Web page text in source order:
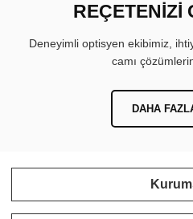
REÇETENİZİ
Deneyimli optisyen ekibimiz,
camı
DAHA